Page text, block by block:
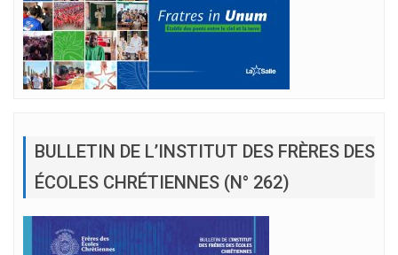
BULLETIN DE L’INSTITUT DES FRÈRES DES
ÉCOLES CHRÉTIENNES (N° 262)